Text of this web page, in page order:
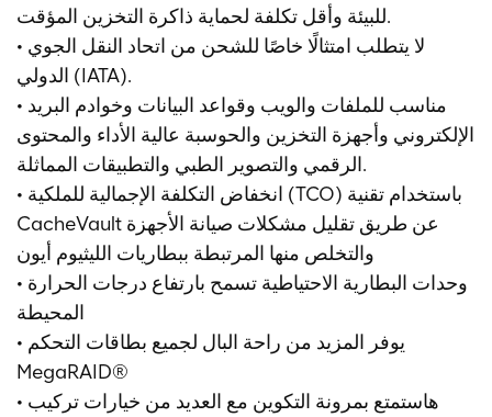
للبيئة وأقل تكلفة لحماية ذاكرة التخزين المؤقت.
• لا يتطلب امتثالًا خاصًا للشحن من اتحاد النقل الجوي
الدولي (IATA).
• مناسب للملفات والويب وقواعد البيانات وخوادم البريد
الإلكتروني وأجهزة التخزين والحوسبة عالية الأداء والمحتوى
الرقمي والتصوير الطبي والتطبيقات المماثلة.
• انخفاض التكلفة الإجمالية للملكية (TCO) باستخدام تقنية
CacheVault عن طريق تقليل مشكلات صيانة الأجهزة
والتخلص منها المرتبطة ببطاريات الليثيوم أيون
• وحدات البطارية الاحتياطية تسمح بارتفاع درجات الحرارة
المحيطة
• يوفر المزيد من راحة البال لجميع بطاقات التحكم
MegaRAID®
• هاستمتع بمرونة التكوين مع العديد من خيارات تركيب